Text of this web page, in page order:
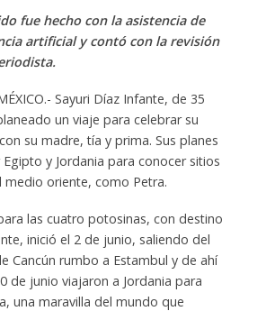
fue hecho con la asistencia de
artificial y contó con la revisión
Sayuri Díaz Infante, de 35
un viaje para celebrar su
su madre, tía y prima. Sus planes
y Jordania para conocer sitios
medio oriente, como Petra.
las cuatro potosinas, con destino
inició el 2 de junio, saliendo del
Cancún rumbo a Estambul y de ahí
de junio viajaron a Jordania para
una maravilla del mundo que